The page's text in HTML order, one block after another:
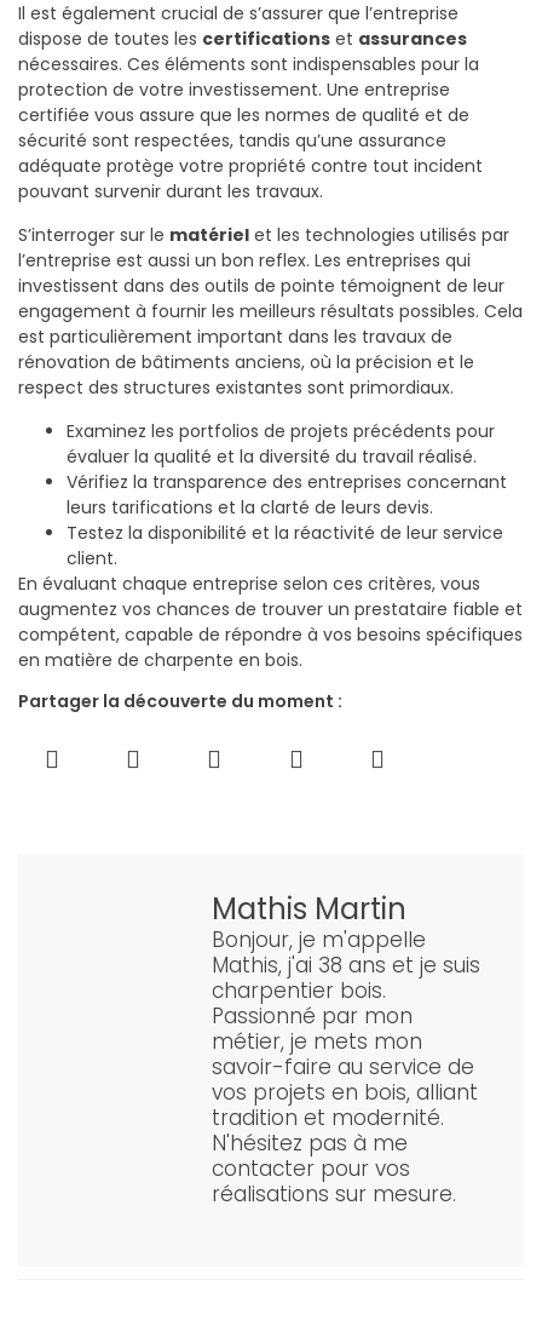
Il est également crucial de s’assurer que l’entreprise
dispose de toutes les certifications et assurances
nécessaires. Ces éléments sont indispensables pour la
protection de votre investissement. Une entreprise
certifiée vous assure que les normes de qualité et de
sécurité sont respectées, tandis qu’une assurance
adéquate protège votre propriété contre tout incident
pouvant survenir durant les travaux.
S’interroger sur le matériel et les technologies utilisés par
l’entreprise est aussi un bon reflex. Les entreprises qui
investissent dans des outils de pointe témoignent de leur
engagement à fournir les meilleurs résultats possibles. Cela
est particulièrement important dans les travaux de
rénovation de bâtiments anciens, où la précision et le
respect des structures existantes sont primordiaux.
Examinez les portfolios de projets précédents pour
évaluer la qualité et la diversité du travail réalisé.
Vérifiez la transparence des entreprises concernant
leurs tarifications et la clarté de leurs devis.
Testez la disponibilité et la réactivité de leur service
client.
En évaluant chaque entreprise selon ces critères, vous
augmentez vos chances de trouver un prestataire fiable et
compétent, capable de répondre à vos besoins spécifiques
en matière de charpente en bois.
Partager la découverte du moment :
Mathis Martin
Bonjour, je m'appelle
Mathis, j'ai 38 ans et je suis
charpentier bois.
Passionné par mon
métier, je mets mon
savoir-faire au service de
vos projets en bois, alliant
tradition et modernité.
N'hésitez pas à me
contacter pour vos
réalisations sur mesure.